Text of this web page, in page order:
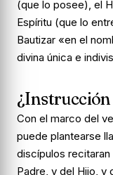
(que lo posee), el
Espíritu (que lo
Bautizar «en el
divina única e
Con el marco del
puede plantearse
discípulos
Padre, y del Hijo, y